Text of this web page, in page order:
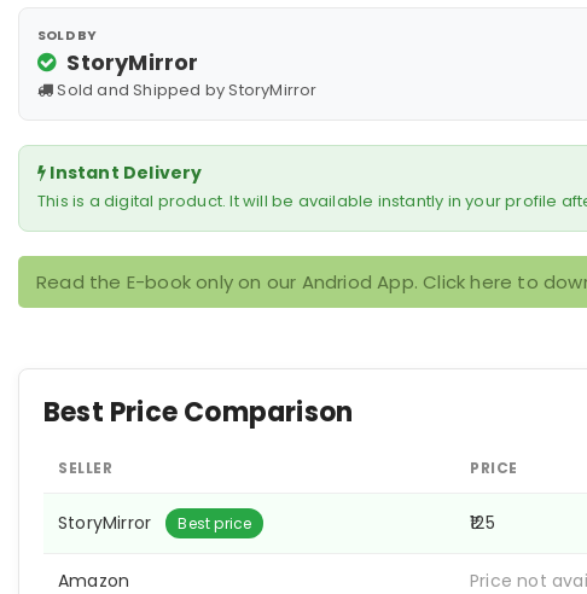
SOLD BY
StoryMirror
Sold and Shipped by StoryMirror
Instant Delivery
This is a digital product. It will be available instantly in your profile
Read the E-book only on our Andriod App. Click here to
Best Price Comparison
SELLER PRICE
StoryMirror Best price ₹125
Amazon Price not